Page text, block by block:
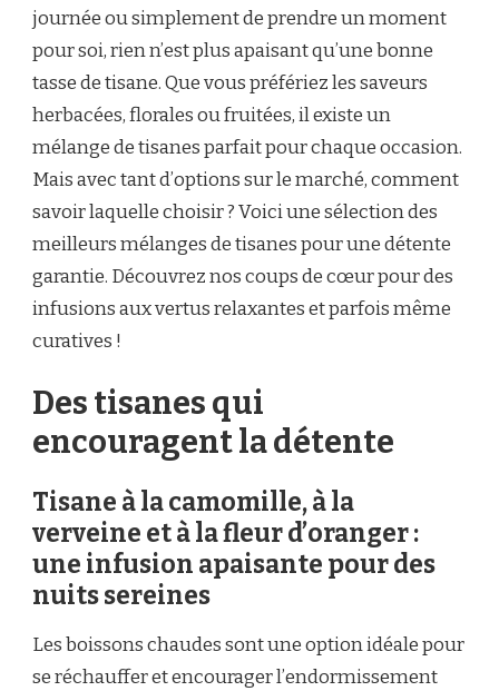
journée ou simplement de prendre un moment
pour soi, rien n’est plus apaisant qu’une bonne
tasse de tisane. Que vous préfériez les saveurs
herbacées, florales ou fruitées, il existe un
mélange de tisanes parfait pour chaque occasion.
Mais avec tant d’options sur le marché, comment
savoir laquelle choisir ? Voici une sélection des
meilleurs mélanges de tisanes pour une détente
garantie. Découvrez nos coups de cœur pour des
infusions aux vertus relaxantes et parfois même
curatives !
Des tisanes qui
encouragent la détente
Tisane à la camomille, à la
verveine et à la fleur d’oranger :
une infusion apaisante pour des
nuits sereines
Les boissons chaudes sont une option idéale pour
se réchauffer et encourager l’endormissement